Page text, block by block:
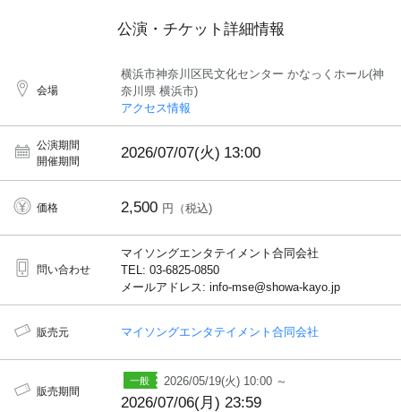
公演・チケット詳細情報
会場
横浜市神奈川区民文化センター かなっくホール(神
奈川県 横浜市)
アクセス情報
公演期間
開催期間
2026/07/07(火) 13:00
価格 2,500 円（税込)
問い合わせ
マイソングエンタテイメント合同会社
TEL: 03-6825-0850
メールアドレス: info-mse@showa-kayo.jp
販売元 マイソングエンタテイメント合同会社
販売期間
2026/05/19(火) 10:00 ～
2026/07/06(月) 23:59